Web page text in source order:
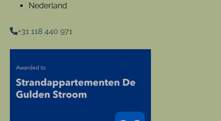
Nederland
+31 118 440 971